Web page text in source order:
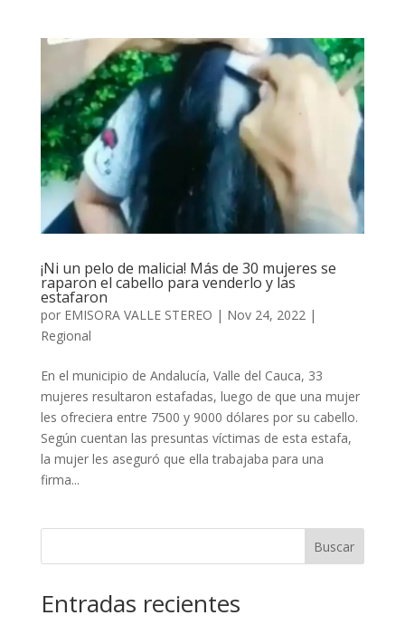
¡Ni un pelo de malicia! Más de 30 mujeres se
raparon el cabello para venderlo y las
estafaron
por EMISORA VALLE STEREO | Nov 24, 2022|
Regional
En el municipio de Andalucía, Valle del Cauca, 33
mujeres resultaron estafadas, luego de que una mujer
les ofreciera entre 7500 y 9000 dólares por su cabello.
Según cuentan las presuntas víctimas de esta estafa,
la mujer les aseguró que ella trabajaba para una
firma...
Buscar
Entradas recientes